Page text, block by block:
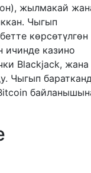
жылмакай
Чыгып
көрсөтүлгөн
ичинде казино
Blackjack, жана
Чыгып